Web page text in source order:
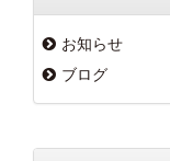
お知らせ
ブログ